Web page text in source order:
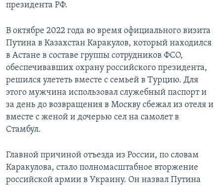
президента РФ.
В октябре 2022 года во время официального визита
Путина в Казахстан Каракулов, который находился
в Астане в составе группы сотрудников ФСО,
обеспечивавших охрану российского президента,
решился улететь вместе с семьей в Турцию. Для
этого мужчина использовал служебный паспорт и
за день до возвращения в Москву сбежал из отеля и
вместе с женой и дочерью сел на самолет в
Стамбул.
Главной причиной отъезда из России, по словам
Каракулова, стало полномасштабное вторжение
российской армии в Украину. Он назвал Путина